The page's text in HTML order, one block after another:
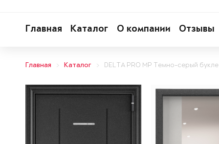
Главная Каталог О компании Отзывы
Главная Каталог DELTA PRO MP Темно-серый